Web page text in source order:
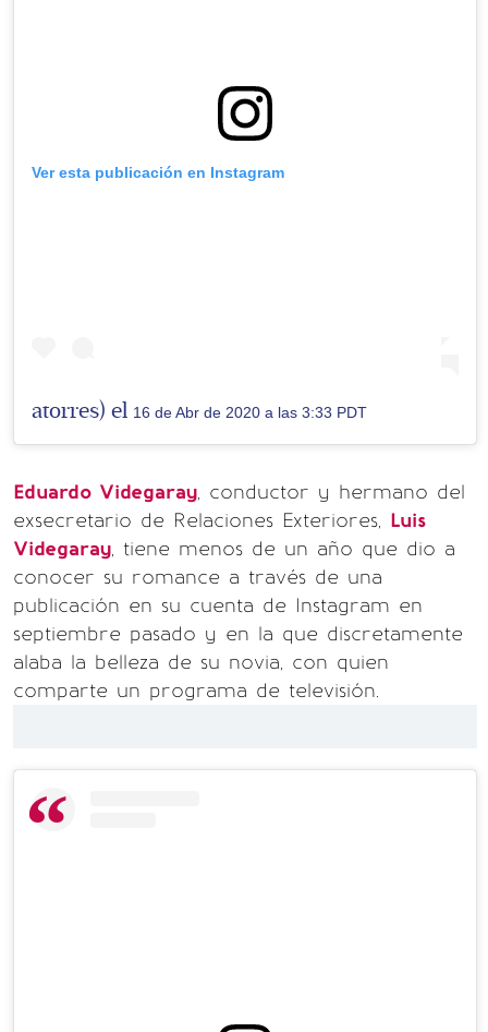
Ver esta publicación en Instagram
atorres) el 16 de Abr de 2020 a las 3:33 PDT
Eduardo Videgaray, conductor y hermano del
exsecretario de Relaciones Exteriores, Luis
Videgaray, tiene menos de un año que dio a
conocer su romance a través de una
publicación en su cuenta de Instagram en
septiembre pasado y en la que discretamente
alaba la belleza de su novia, con quien
comparte un programa de televisión.